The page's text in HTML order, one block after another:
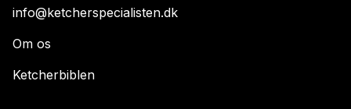
info@ketcherspecialisten.dk
Om os
Ketcherbiblen